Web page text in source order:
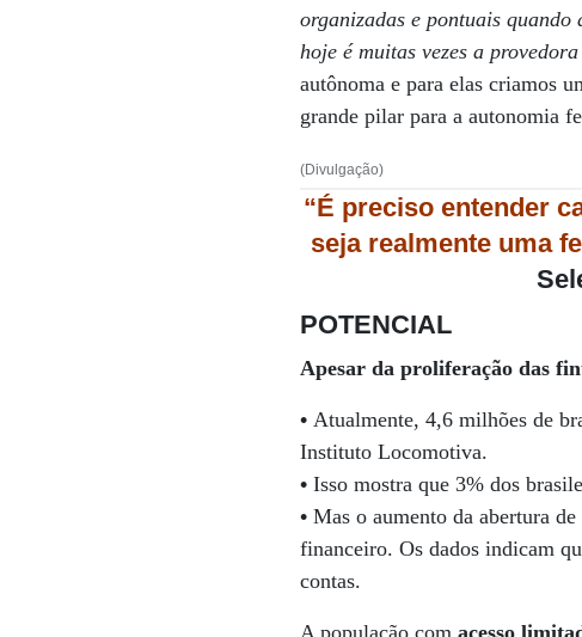
organizadas e pontuais
hoje é muitas vezes a
autônoma e para elas criamos
grande pilar para a autonomia
(Divulgação)
“É preciso entender
seja realmente uma
POTENCIAL
Apesar da proliferação das
•Atualmente, 4,6 milhões de
Instituto Locomotiva.
•Isso mostra que 3% dos
•Mas o aumento da abertura
financeiro. Os dados indicam
contas.
A população comacesso